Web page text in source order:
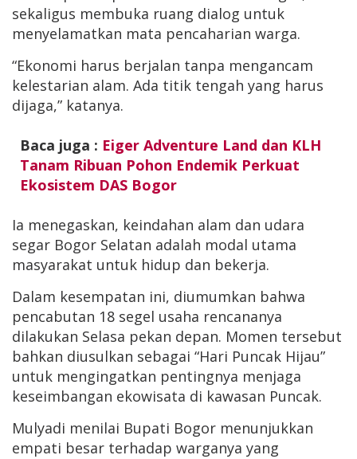
sekaligus membuka ruang dialog untuk
menyelamatkan mata pencaharian warga.
“Ekonomi harus berjalan tanpa mengancam
kelestarian alam. Ada titik tengah yang harus
dijaga,” katanya.
Baca juga : Eiger Adventure Land dan KLH
Tanam Ribuan Pohon Endemik Perkuat
Ekosistem DAS Bogor
Ia menegaskan, keindahan alam dan udara
segar Bogor Selatan adalah modal utama
masyarakat untuk hidup dan bekerja.
Dalam kesempatan ini, diumumkan bahwa
pencabutan 18 segel usaha rencananya
dilakukan Selasa pekan depan. Momen tersebut
bahkan diusulkan sebagai “Hari Puncak Hijau”
untuk mengingatkan pentingnya menjaga
keseimbangan ekowisata di kawasan Puncak.
Mulyadi menilai Bupati Bogor menunjukkan
empati besar terhadap warganya yang